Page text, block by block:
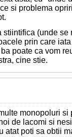
si problema
stiintifica (unde
prin care
poate ca vom
cine stie.
monopoluri
de lacomi si
atat poti sa obtii